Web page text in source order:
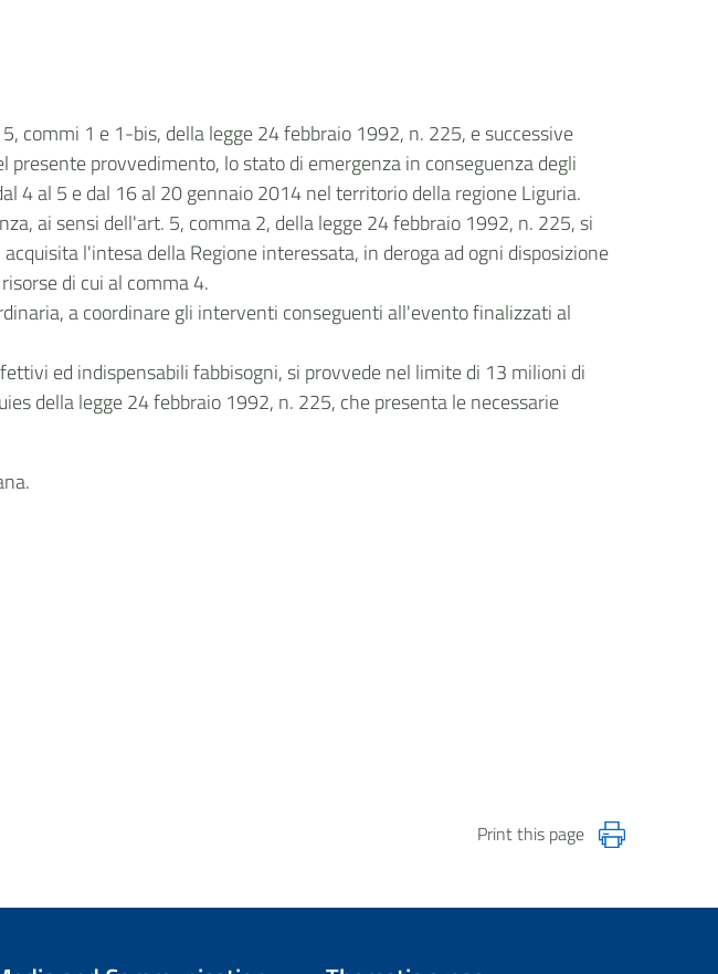
commi 1 e 1-bis, della legge 24 febbraio 1992, n. 225, e successive
provvedimento, lo stato di emergenza in conseguenza degli
4 al 5 e dal 16 al 20 gennaio 2014 nel territorio della regione Liguria.
ai sensi dell'art. 5, comma 2, della legge 24 febbraio 1992, n. 225, si
l'intesa della Regione interessata, in deroga ad ogni disposizione
di cui al comma 4.
a coordinare gli interventi conseguenti all'evento finalizzati al
ed indispensabili fabbisogni, si provvede nel limite di 13 milioni di
della legge 24 febbraio 1992, n. 225, che presenta le necessarie
Print this page